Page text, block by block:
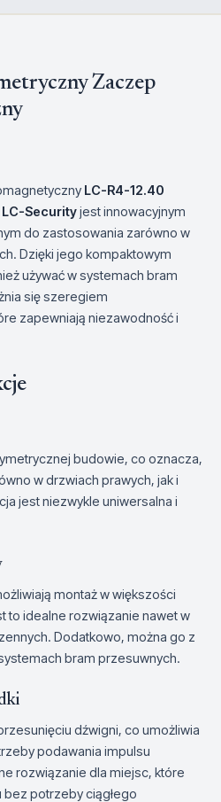
Zaczep
LC-R4-12.40
LC-Securityjest innowacyjnym
do zastosowania zarówno w
Dzięki jego kompaktowym
używać w systemach bram
się szeregiem
zapewniają niezawodność i
budowie, co oznacza,
w drzwiach prawych, jak i
jest niezwykle uniwersalna i
montaż w większości
to idealne rozwiązanie nawet w
Dodatkowo, można go z
bram przesuwnych.
dźwigni, co umożliwia
podawania impulsu
rozwiązanie dla miejsc, które
bez potrzeby ciągłego